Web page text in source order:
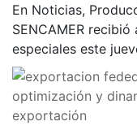
En Noticias,
SENCAMER
especiales este
optimización y
exportación